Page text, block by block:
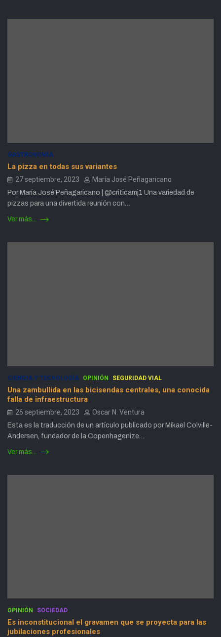
GASTRONOMÍA
La pizza en todas sus variantes
27 septiembre, 2023 María José Peñagaricano
Por María José Peñagaricano | @criticamj1 Una variedad de
pizzas para una divertida reunión con…
Ver más...
CIENCIA Y TECNOLOGÍA OPINIÓN SEGURIDAD VIAL
Una zambullida en las bicisendas centrales, una conocida
falla de infraestructura
26 septiembre, 2023 Oscar N. Ventura
Esta es la traducción de un artículo publicado por Mikael Colville-
Andersen, fundador de la Copenhagenize…
Ver más...
OPINIÓN SOCIEDAD
Es inconstitucional el gravamen que se proyecta para las
jubilaciones profesionales